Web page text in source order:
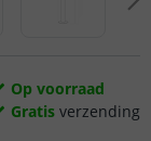
Op voorraad
Gratis verzending